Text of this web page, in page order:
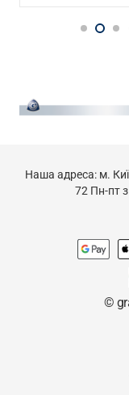
Наша адреса: м.
72 Пн-пт
©